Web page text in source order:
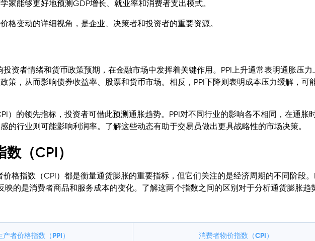
家能够更好地预测GDP增长、就业率和消费者支出模式。
格变动的详细视角，是企业、决策者和投资者的重要资源。
投资者情绪和货币政策预期，在金融市场中发挥着关键作用。PPI上升通常表明通胀压力
策，从而影响债券收益率、股票和货币市场。相反，PPI下降则表明成本压力缓解，可
）的领先指标，投资者可借此预测通胀趋势。PPI对不同行业的影响各不相同，在通胀
的行业则可能影响利润率。了解这些动态有助于交易员做出更具战略性的市场决策。
（CPI）
格指数（CPI）都是衡量通货膨胀的重要指标，但它们关注的是经济周期的不同阶段。
映的是消费者商品和服务成本的变化。了解这两个指数之间的区别对于分析通货膨胀趋
产者价格指数（PPI） 消费者物价指数（CPI）